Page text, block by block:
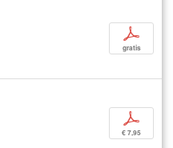
p
gratis
p
€ 7,95